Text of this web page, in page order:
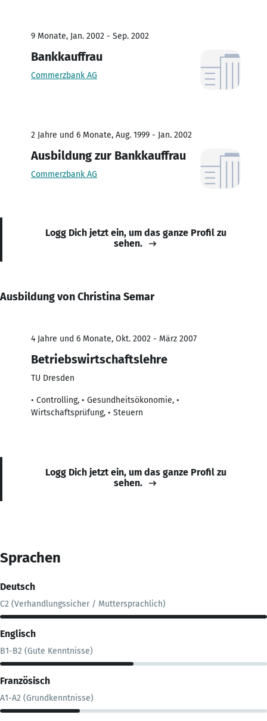
9 Monate, Jan. 2002 - Sep. 2002
Bankkauffrau
Commerzbank AG
2 Jahre und 6 Monate, Aug. 1999 - Jan. 2002
Ausbildung zur Bankkauffrau
Commerzbank AG
Logg Dich jetzt ein, um das ganze Profil zu
sehen.
Ausbildung von Christina Semar
4 Jahre und 6 Monate, Okt. 2002 - März 2007
Betriebswirtschaftslehre
TU Dresden
• Controlling, • Gesundheitsökonomie, •
Wirtschaftsprüfung, • Steuern
Logg Dich jetzt ein, um das ganze Profil zu
sehen.
Sprachen
Deutsch
C2 (Verhandlungssicher / Muttersprachlich)
Englisch
B1-B2 (Gute Kenntnisse)
Französisch
A1-A2 (Grundkenntnisse)